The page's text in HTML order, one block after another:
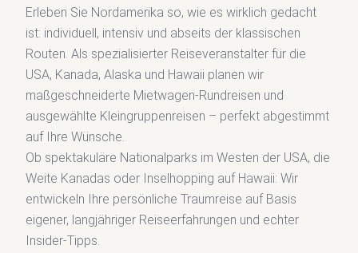
Erleben Sie Nordamerika so, wie es wirklich gedacht
ist: individuell, intensiv und abseits der klassischen
Routen. Als spezialisierter Reiseveranstalter für die
USA, Kanada, Alaska und Hawaii planen wir
maßgeschneiderte Mietwagen-Rundreisen und
ausgewählte Kleingruppenreisen – perfekt abgestimmt
auf Ihre Wünsche.
Ob spektakuläre Nationalparks im Westen der USA, die
Weite Kanadas oder Inselhopping auf Hawaii: Wir
entwickeln Ihre persönliche Traumreise auf Basis
eigener, langjähriger Reiseerfahrungen und echter
Insider-Tipps.